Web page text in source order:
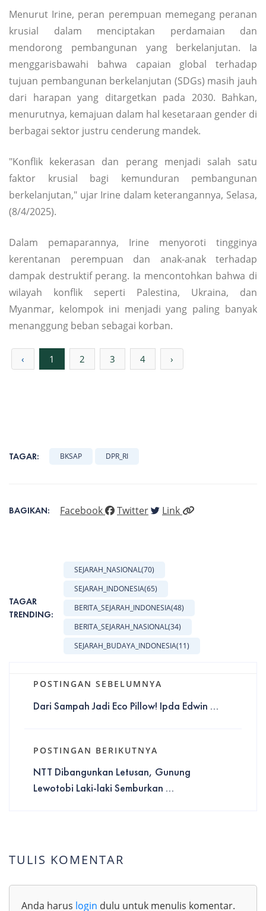
Menurut Irine, peran perempuan memegang peranan
krusial dalam menciptakan perdamaian dan
mendorong pembangunan yang berkelanjutan. Ia
menggarisbawahi bahwa capaian global terhadap
tujuan pembangunan berkelanjutan (SDGs) masih jauh
dari harapan yang ditargetkan pada 2030. Bahkan,
menurutnya, kemajuan dalam hal kesetaraan gender di
berbagai sektor justru cenderung mandek.
"Konflik kekerasan dan perang menjadi salah satu
faktor krusial bagi kemunduran pembangunan
berkelanjutan," ujar Irine dalam keterangannya, Selasa,
(8/4/2025).
Dalam pemaparannya, Irine menyoroti tingginya
kerentanan perempuan dan anak-anak terhadap
dampak destruktif perang. Ia mencontohkan bahwa di
wilayah konflik seperti Palestina, Ukraina, dan
Myanmar, kelompok ini menjadi yang paling banyak
menanggung beban sebagai korban.
‹ 1 2 3 4 ›
TAGAR: BKSAP DPR_RI
BAGIKAN: Facebook Twitter Link
TAGAR
TRENDING:
SEJARAH_NASIONAL(70)
SEJARAH_INDONESIA(65)
BERITA_SEJARAH_INDONESIA(48)
BERITA_SEJARAH_NASIONAL(34)
SEJARAH_BUDAYA_INDONESIA(11)
POSTINGAN SEBELUMNYA
Dari Sampah Jadi Eco Pillow! Ipda Edwin ...
POSTINGAN BERIKUTNYA
NTT Dibangunkan Letusan, Gunung
Lewotobi Laki-laki Semburkan ...
TULIS KOMENTAR
Anda harus login dulu untuk menulis komentar.